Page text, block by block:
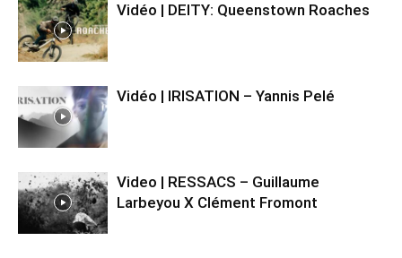
Vidéo | DEITY: Queenstown Roaches
Vidéo | IRISATION – Yannis Pelé
Video | RESSACS – Guillaume
Larbeyou X Clément Fromont